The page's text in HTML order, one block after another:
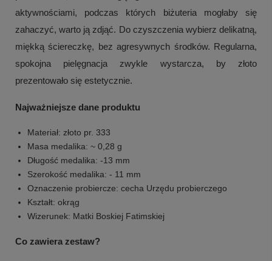
aktywnościami, podczas których biżuteria mogłaby się
zahaczyć, warto ją zdjąć. Do czyszczenia wybierz delikatną,
miękką ściereczkę, bez agresywnych środków. Regularna,
spokojna pielęgnacja zwykle wystarcza, by złoto
prezentowało się estetycznie.
Najważniejsze dane produktu
Materiał: złoto pr. 333
Masa medalika: ~ 0,28 g
Długość medalika: -13 mm
Szerokość medalika: - 11 mm
Oznaczenie probiercze: cecha Urzędu probierczego
Kształt: okrąg
Wizerunek: Matki Boskiej Fatimskiej
Co zawiera zestaw?